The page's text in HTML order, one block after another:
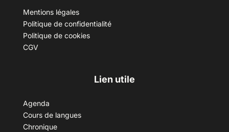
Mentions légales
Politique de confidentialité
Politique de cookies
CGV
Lien utile
Agenda
Cours de langues
Chronique